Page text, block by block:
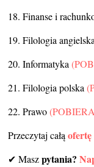
18. Finanse i
19. Filologia
20. Informatyka
21. Filologia polska
22. Prawo
Przeczytaj całąofertę
✔ Maszpytania?